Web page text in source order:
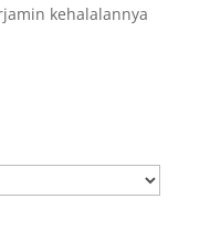
kehalalannya